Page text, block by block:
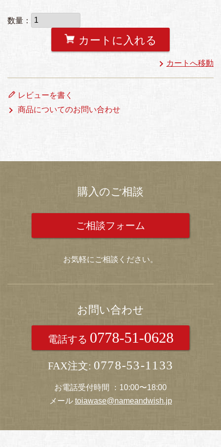
カートに入れる
カートへ移動
レビューを書く
商品についてのお問い合わせ
購入のご相談
ご相談フォーム
お気軽にご相談ください。
お問い合わせ
電話する 0778-51-0628
FAX注文: 0778-53-1133
お電話受付時間 ：10:00〜18:00
メール toiawase@nameandwish.jp